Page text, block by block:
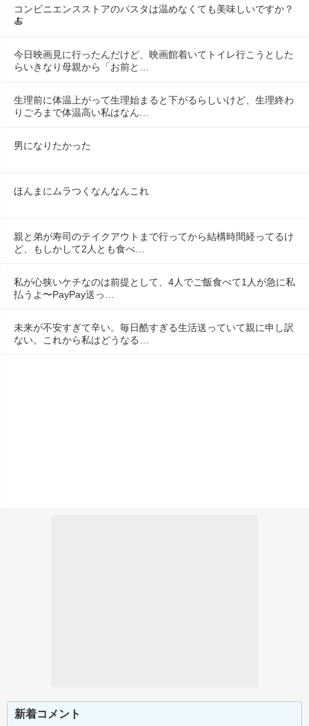
コンビニエンスストアのパスタは温めなくても美味しいですか？
🍝
今日映画見に行ったんだけど、映画館着いてトイレ行こうとした
らいきなり母親から「お前と…
生理前に体温上がって生理始まると下がるらしいけど、生理終わ
りごろまで体温高い私はなん…
男になりたかった
ほんまにムラつくなんなんこれ
親と弟が寿司のテイクアウトまで行ってから結構時間経ってるけ
ど、もしかして2人とも食べ…
私が心狭いケチなのは前提として、4人でご飯食べて1人が急に私
払うよ〜PayPay送っ…
未来が不安すぎて辛い。毎日酷すぎる生活送っていて親に申し訳
ない。これから私はどうなる…
新着コメント